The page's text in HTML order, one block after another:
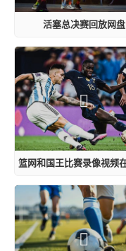
活塞总决赛回放网盘